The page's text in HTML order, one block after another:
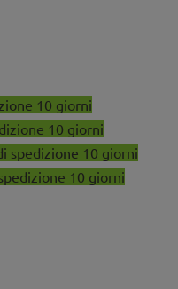
10 giorni
10 giorni
spedizione 10 giorni
10 giorni